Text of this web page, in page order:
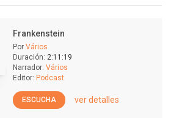
Frankenstein
Por Vários
Duración: 2:11:19
Narrador: Vários
Editor: Podcast
ESCUCHA ver detalles